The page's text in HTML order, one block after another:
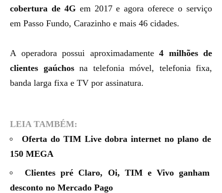
cobertura de 4G em 2017 e agora oferece o serviço
em Passo Fundo, Carazinho e mais 46 cidades.
A operadora possui aproximadamente 4 milhões de
clientes gaúchos na telefonia móvel, telefonia fixa,
banda larga fixa e TV por assinatura.
LEIA TAMBÉM:
Oferta do TIM Live dobra internet no plano de
150 MEGA
Clientes pré Claro, Oi, TIM e Vivo ganham
desconto no Mercado Pago